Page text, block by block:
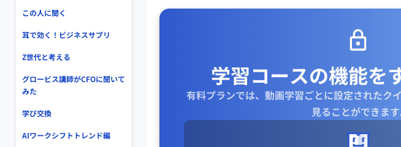
学習コースの機能を
有料プランでは、動画学習ごとに設定されたク
見ることができます
この人に聞く
耳で効く！ビジネスサプリ
Z世代と考える
グロービス講師がCFOに聞いて
みた
学び交換
AIワークシフトトレンド編